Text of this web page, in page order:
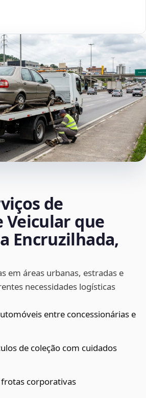
de
Veicular que
Encruzilhada,
em áreas urbanas, estradas e
necessidades logísticas
entre concessionárias e
de coleção com cuidados
corporativas